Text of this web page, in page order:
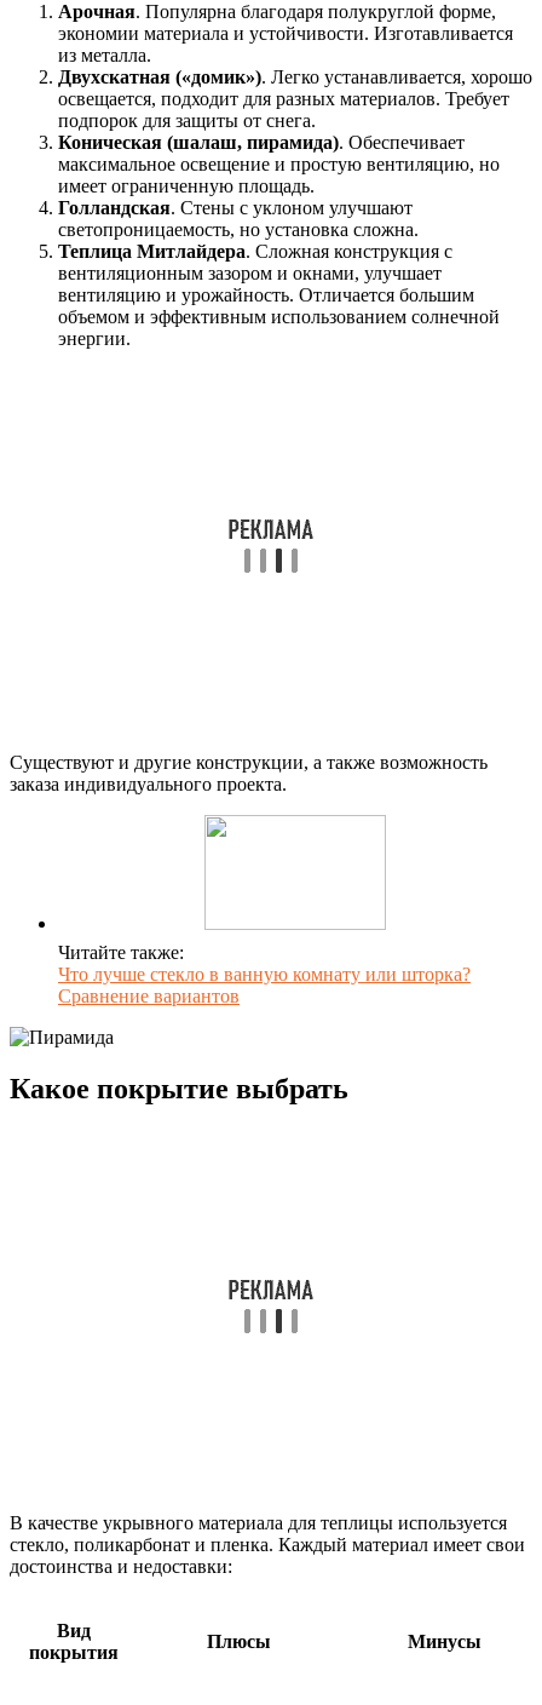
Арочная. Популярна благодаря полукруглой форме,
экономии материала и устойчивости. Изготавливается
из металла.
Двухскатная («домик»). Легко устанавливается, хорошо
освещается, подходит для разных материалов. Требует
подпорок для защиты от снега.
Коническая (шалаш, пирамида). Обеспечивает
максимальное освещение и простую вентиляцию, но
имеет ограниченную площадь.
Голландская. Стены с уклоном улучшают
светопроницаемость, но установка сложна.
Теплица Митлайдера. Сложная конструкция с
вентиляционным зазором и окнами, улучшает
вентиляцию и урожайность. Отличается большим
объемом и эффективным использованием солнечной
энергии.
Существуют и другие конструкции, а также возможность
заказа индивидуального проекта.
Читайте также:
Что лучше стекло в ванную комнату или шторка?
Сравнение вариантов
Какое покрытие выбрать
В качестве укрывного материала для теплицы используется
стекло, поликарбонат и пленка. Каждый материал имеет свои
достоинства и недоставки:
Вид
покрытия
Плюсы Минусы